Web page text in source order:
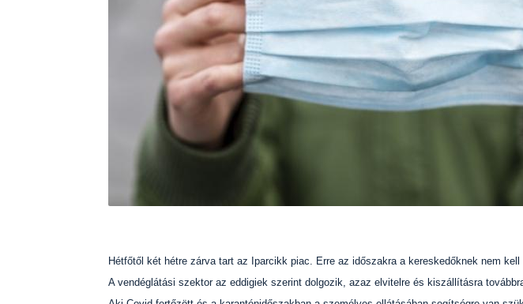
Hétfőtől két hétre zárva tart az Iparcikk piac. Erre az időszakra a kereskedőknek nem kell
A vendéglátási szektor az eddigiek szerint dolgozik, azaz elvitelre és kiszállításra